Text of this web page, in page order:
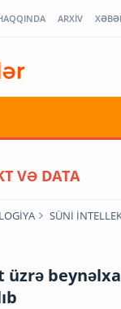
ARXİV
VƏ DATA
SÜNİ
üzrə